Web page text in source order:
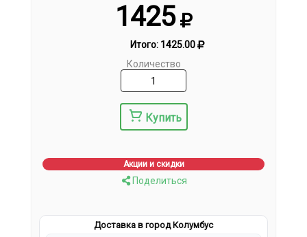
1425
Итого: 1425.00
Количество
Купить
Акции и скидки
Поделиться
Доставка в город Колумбус